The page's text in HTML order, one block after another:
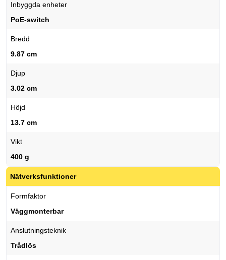
Inbyggda enheter
PoE-switch
Bredd
9.87 cm
Djup
3.02 cm
Höjd
13.7 cm
Vikt
400 g
Nätverksfunktioner
Formfaktor
Väggmonterbar
Anslutningsteknik
Trådlös